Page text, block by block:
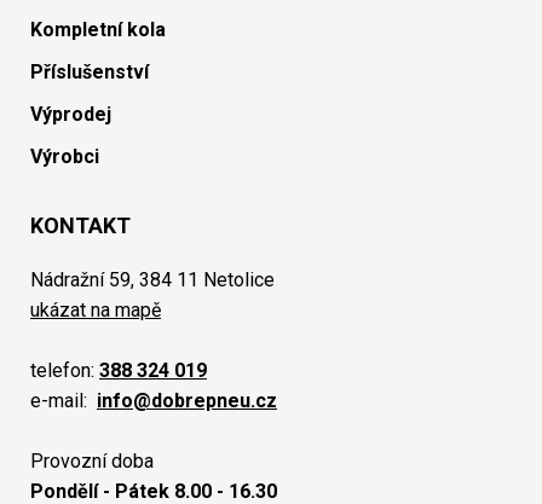
Kompletní kola
Příslušenství
Výprodej
Výrobci
KONTAKT
Nádražní 59, 384 11 Netolice
ukázat na mapě
telefon: 388 324 019
e-mail: info@dobrepneu.cz
Provozní doba
Pondělí - Pátek 8.00 - 16.30